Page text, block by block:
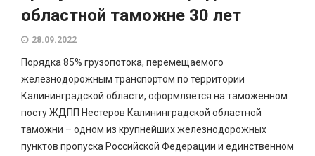
областной таможне 30 лет
28.09.2022
Порядка 85% грузопотока, перемещаемого
железнодорожным транспортом по территории
Калининградской области, оформляется на таможенном
посту ЖДПП Нестеров Калининградской областной
таможни – одном из крупнейших железнодорожных
пунктов пропуска Российской Федерации и единственном